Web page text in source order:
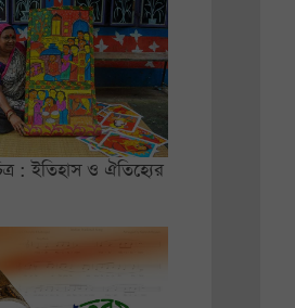
: ইতিহাস ও ঐতিহ্যের